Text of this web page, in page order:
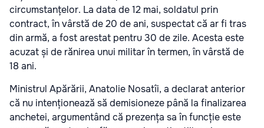
circumstanțelor. La data de 12 mai, soldatul prin
contract, în vârstă de 20 de ani, suspectat că ar fi tras
din armă, a fost arestat pentru 30 de zile. Acesta este
acuzat și de rănirea unui militar în termen, în vârstă de
18 ani.
Ministrul Apărării, Anatolie Nosatîi, a declarat anterior
că nu intenționează să demisioneze până la finalizarea
anchetei, argumentând că prezența sa în funcție este